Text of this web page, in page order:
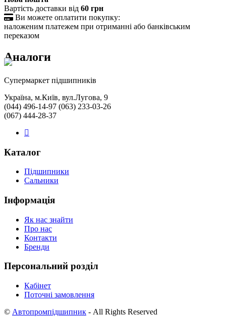
Вартість доставки від 60 грн
 Ви можете оплатити покупку:
наложеним платежем при отриманні або банківським
переказом
Аналоги
Cупермаркет підшипників
Україна, м.Київ, вул.Лугова, 9
(044) 496-14-97 (063) 233-03-26
(067) 444-28-37
Каталог
Підшипники
Сальники
Інформація
Як нас знайти
Про нас
Контакти
Бренди
Персональний розділ
Кабінет
Поточні замовлення
© Автопромпідшипник - All Rights Reserved